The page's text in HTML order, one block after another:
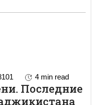
4 min read
Последние